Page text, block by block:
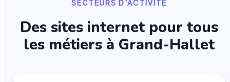
SECTEURS D'ACTIVITÉ
Des sites internet pour tous
les métiers à Grand-Hallet